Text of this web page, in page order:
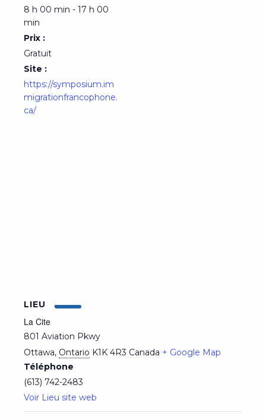
8 h 00 min - 17 h 00
min
Prix :
Gratuit
Site :
https://symposium.im
migrationfrancophone.
ca/
LIEU
La Cite
801 Aviation Pkwy
Ottawa, Ontario K1K 4R3 Canada + Google Map
Téléphone
(613) 742-2483
Voir Lieu site web